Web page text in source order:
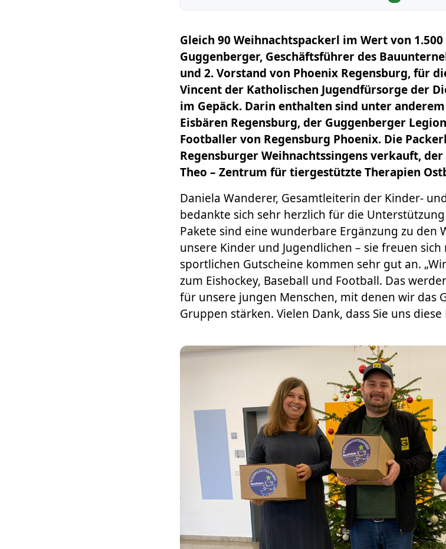
Gleich 90 Weihnachtspackerl im Wert von
Guggenberger, Geschäftsführer des
und 2. Vorstand von Phoenix Regensburg, für
Vincent der Katholischen Jugendfürsorge der
im Gepäck. Darin enthalten sind unter
Eisbären Regensburg, der Guggenberger
Footballer von Regensburg Phoenix. Die
Regensburger Weihnachtssingens verkauft,
Theo – Zentrum für tiergestützte Therapien
Daniela Wanderer, Gesamtleiterin der Kinder-
bedankte sich sehr herzlich für die
Pakete sind eine wunderbare Ergänzung zu den
unsere Kinder und Jugendlichen – sie freuen sich
sportlichen Gutscheine kommen sehr gut an.
zum Eishockey, Baseball und Football. Das
für unsere jungen Menschen, mit denen wir das
Gruppen stärken. Vielen Dank, dass Sie uns